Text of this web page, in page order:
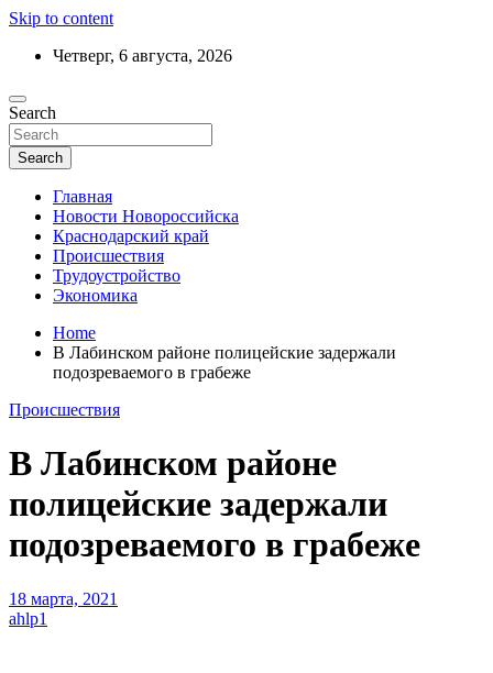
Skip to content
Четверг, 6 августа, 2026
Актуальные новости Новороссийска и
Краснодарского края
Ежедневный дайджест событий региона
Search
Search
Главная
Новости Новороссийска
Краснодарский край
Происшествия
Трудоустройство
Экономика
Home
В Лабинском районе полицейские задержали
подозреваемого в грабеже
Происшествия
В Лабинском районе
полицейские задержали
подозреваемого в грабеже
18 марта, 2021
ahlp1